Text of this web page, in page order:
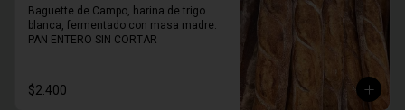
Baguette de Campo, harina de trigo
blanca, fermentado con masa madre.
PAN ENTERO SIN CORTAR
$2.400